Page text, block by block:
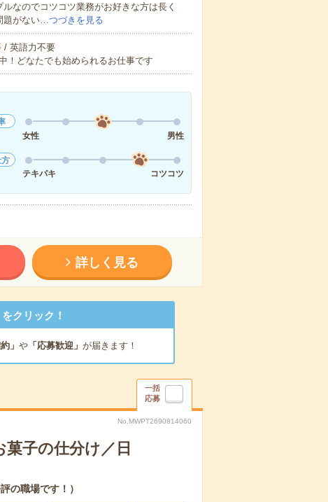
なのでコツコツ業務がお好きな方は長く
題がない…つづきを見る
/ 英語力不要
！どなたでも始められるお仕事です
女性
男性
テキパキ
コツコツ
詳しく見る
クリック！
」 や「応募歓迎」 が届きます！
一括
応募
No.MWPT2690814060
子の仕分け／日
の職場です！）